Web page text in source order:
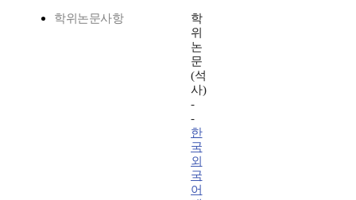
학위논문사항
학
위
논
문
(석
사)
-
-
한
국
외
국
어